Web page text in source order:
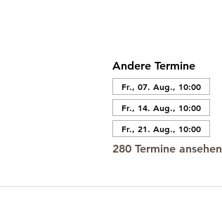
Andere Termine
Fr., 07. Aug., 10:00
Fr., 14. Aug., 10:00
Fr., 21. Aug., 10:00
280 Termine ansehen